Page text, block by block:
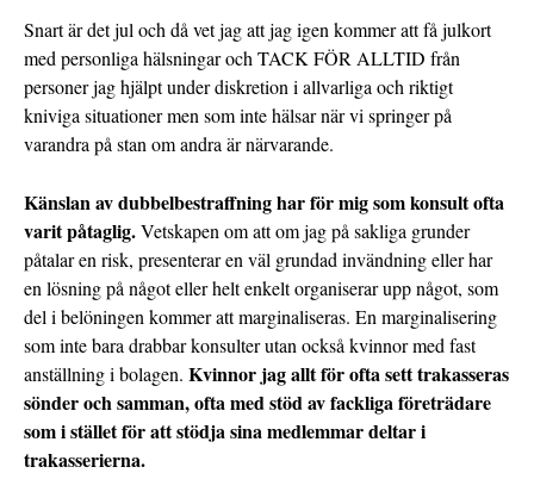
Snart är det jul och då vet jag att jag igen kommer att få julkort
med personliga hälsningar och TACK FÖR ALLTID från
personer jag hjälpt under diskretion i allvarliga och riktigt
kniviga situationer men som inte hälsar när vi springer på
varandra på stan om andra är närvarande.
Känslan av dubbelbestraffning har för mig som konsult ofta
varit påtaglig.Vetskapen om att om jag på sakliga grunder
påtalar en risk, presenterar en väl grundad invändning eller har
en lösning på något eller helt enkelt organiserar upp något, som
del i belöningen kommer att marginaliseras. En marginalisering
som inte bara drabbar konsulter utan också kvinnor med fast
anställning i bolagen. Kvinnor jag allt för ofta sett trakasseras
sönder och samman, ofta med stöd av fackliga företrädare
som i stället för att stödja sina medlemmar deltar i
trakasserierna.